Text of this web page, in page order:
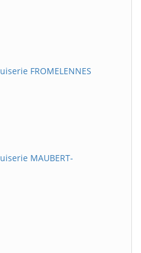
FROMELENNES
MAUBERT-